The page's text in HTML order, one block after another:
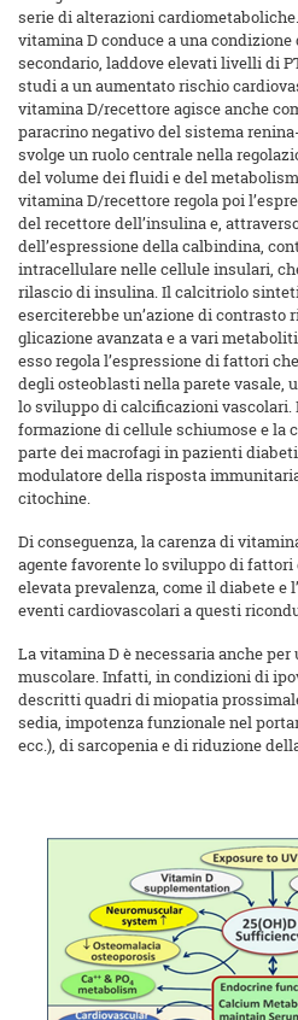
serie di alterazioni
vitamina D conduce a una
secondario, laddove elevati livelli di
studi a un aumentato rischio
vitamina D/recettore agisce anche
paracrino negativo del sistema
svolge un ruolo centrale nella
del volume dei fluidi e del
vitamina D/recettore regola poi
del recettore dell’insulina e,
dell’espressione della calbindina,
intracellulare nelle cellule insulari,
rilascio di insulina. Il calcitriolo
eserciterebbe un’azione di
glicazione avanzata e a vari
esso regola l’espressione di fattori
degli osteoblasti nella parete vasale,
lo sviluppo di calcificazioni
formazione di cellule schiumose e la
parte dei macrofagi in pazienti
modulatore della risposta
citochine.
Di conseguenza, la carenza di
agente favorente lo sviluppo di
elevata prevalenza, come il diabete e
eventi cardiovascolari a questi
La vitamina D è necessaria anche
muscolare. Infatti, in condizioni di
descritti quadri di miopatia
sedia, impotenza funzionale nel
ecc.), di sarcopenia e di riduzione